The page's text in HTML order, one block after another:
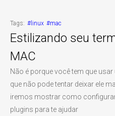
Tags: #linux #mac
Estilizando seu
MAC
Não é porque você tem que
que não pode tentar deixar ele
iremos mostrar como
plugins para te ajudar